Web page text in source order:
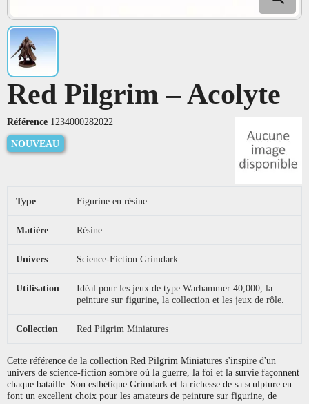
Red Pilgrim – Acolyte
Référence 1234000282022
NOUVEAU
Type Figurine en résine
Matière Résine
Univers Science-Fiction Grimdark
Utilisation
Idéal pour les jeux de type Warhammer 40,000, la
peinture sur figurine, la collection et les jeux de rôle.
Collection Red Pilgrim Miniatures
Cette référence de la collection Red Pilgrim Miniatures s'inspire d'un
univers de science-fiction sombre où la guerre, la foi et la survie façonnent
chaque bataille. Son esthétique Grimdark et la richesse de sa sculpture en
font un excellent choix pour les amateurs de peinture sur figurine, de